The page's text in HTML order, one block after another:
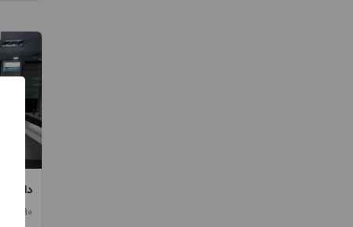
داروخانه
90 متر / 1 اتاق / ساخت 1384